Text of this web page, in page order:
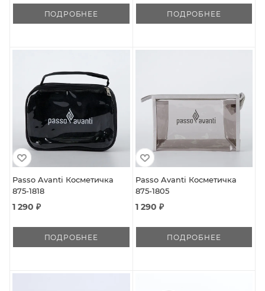
ПОДРОБНЕЕ ПОДРОБНЕЕ
Passo Avanti Косметичка
875-1818
1 290 ₽
ПОДРОБНЕЕ
Passo Avanti Косметичка
875-1805
1 290 ₽
ПОДРОБНЕЕ